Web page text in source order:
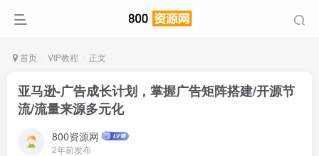
首页 VIP教程 正文
亚马逊-广告成长计划，掌握广告矩阵搭建/开源节
流/流量来源多元化
800资源网
2年前发布